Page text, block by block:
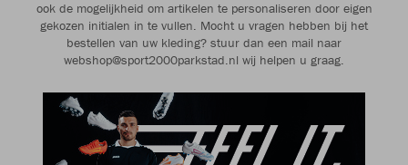
ook de mogelijkheid om artikelen te personaliseren door eigen
gekozen initialen in te vullen. Mocht u vragen hebben bij het
bestellen van uw kleding? stuur dan een mail naar
webshop@sport2000parkstad.nl wij helpen u graag.